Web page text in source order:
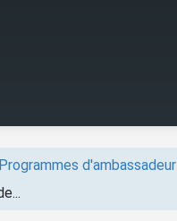
Programmes d'ambassadeur